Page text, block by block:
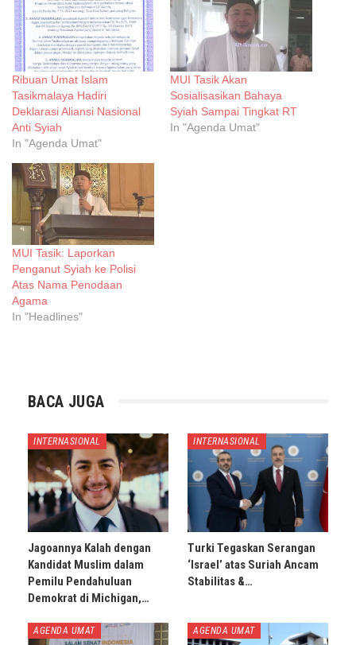
Ribuan Umat Islam
Tasikmalaya Hadiri
Deklarasi Aliansi Nasional
Anti Syiah
In "Agenda Umat"
MUI Tasik Akan
Sosialisasikan Bahaya
Syiah Sampai Tingkat RT
In "Agenda Umat"
MUI Tasik: Laporkan
Penganut Syiah ke Polisi
Atas Nama Penodaan
Agama
In "Headlines"
BACA JUGA
INTERNASIONAL
Jagoannya Kalah dengan
Kandidat Muslim dalam
Pemilu Pendahuluan
Demokrat di Michigan,…
INTERNASIONAL
Turki Tegaskan Serangan
‘Israel’ atas Suriah Ancam
Stabilitas &…
AGENDA UMAT AGENDA UMAT